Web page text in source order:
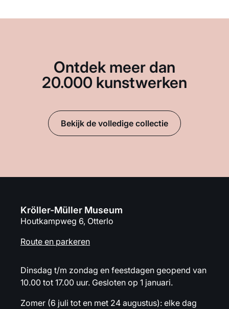
Ontdek meer dan
20.000 kunstwerken
Bekijk de volledige collectie
Kröller-Müller Museum
Houtkampweg 6, Otterlo
Route en parkeren
Dinsdag t/m zondag en feestdagen geopend van
10.00 tot 17.00 uur. Gesloten op 1 januari.
Zomer (6 juli tot en met 24 augustus): elke dag